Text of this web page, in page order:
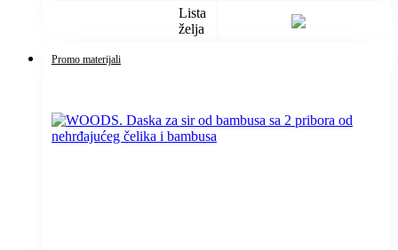
Lista
želja
Promo materijali